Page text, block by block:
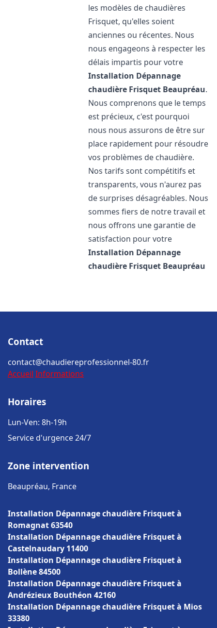
les modèles de chaudières
Frisquet, qu'elles soient
anciennes ou récentes. Nous
nous engageons à respecter les
délais impartis pour votre
Installation Dépannage
chaudière Frisquet Beaupréau.
Nous comprenons que le temps
est précieux, c'est pourquoi
nous nous assurons de être sur
place rapidement pour résoudre
vos problèmes de chaudière.
Nos tarifs sont compétitifs et
transparents, vous n'aurez pas
de surprises désagréables. Nous
sommes fiers de notre travail et
nous offrons une garantie de
satisfaction pour votre
Installation Dépannage
chaudière Frisquet Beaupréau
Contact
contact@chaudiereprofessionnel-80.fr
Accueil Informations
Horaires
Lun-Ven: 8h-19h
Service d'urgence 24/7
Zone intervention
Beaupréau, France
Installation Dépannage chaudière Frisquet à
Romagnat 63540
Installation Dépannage chaudière Frisquet à
Castelnaudary 11400
Installation Dépannage chaudière Frisquet à
Bollène 84500
Installation Dépannage chaudière Frisquet à
Andrézieux Bouthéon 42160
Installation Dépannage chaudière Frisquet à Mios
33380